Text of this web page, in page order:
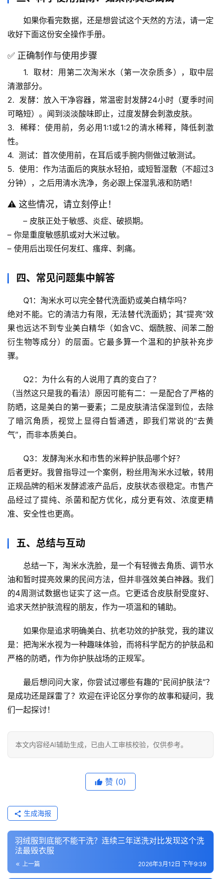
体
秘
历
档
案
宇
宙
天
文
生
科
学
技
心
理
驿
辟
谣
求
真
如果你看完数据，还是想尝试这个天然的方法，请一定
收好下面这份安全操作手册。
✅ 正确制作与使用步骤
1. 取材：用 第二次淘米水 （第一次杂质多），取中层
清澈部分。
2. 发酵：放入干净容器， 常温密封发酵24小时 （夏季时间
可略短）。闻到淡淡酸味即止，过度发酵会刺激皮肤。
3. 稀释 ：使用前，务必用 1:1或1:2的清水稀释，降低刺激
性。
4. 测试：首次使用前，在耳后或手腕内侧做过敏测试。
5. 使用 ：作为洁面后的爽肤水轻拍，或短暂湿敷（不超过3
分钟），之后用清水洗净， 务必跟上保湿乳液和防晒！
⚠️ 这些情况，请立刻停止！
– 皮肤正处于敏感、炎症、破损期。
– 你是重度敏感肌或对大米过敏。
– 使用后出现任何发红、瘙痒、刺痛。
四、常见问题集中解答
Q1：淘米水可以完全替代洗面奶或美白精华吗？
绝对不能。它的清洁力有限，无法替代洗面奶；其“提亮”效
果也远达不到专业美白精华（如含VC、烟酰胺、间苯二酚
衍生物等成分）的层面。它最多算一个温和的护肤补充步
骤。
Q2：为什么有的人说用了真的变白了？
（当然这只是我的看法）原因可能有二：一是配合了严格的
防晒，这是美白的第一要素；二是皮肤清洁保湿到位， 去除
了暗沉角质，视觉上显得白皙通透，即我们常说的“去黄
气”，而非本质美白。
Q3：发酵淘米水和市售的米粹护肤品哪个好？
后者更好。我曾指导过一个案例，粉丝用淘米水过敏，转用
正规品牌的稻米发酵滤液产品后，皮肤状态很稳定。 市售产
品经过了提纯、杀菌和配方优化，成分更有效、浓度更精
准、安全性也更高。
五、总结与互动
总结一下，淘米水洗脸，是一个有轻微去角质、调节水
油和暂时提亮效果的民间方法，但并非强效美白神器。我们
的4周测试数据也证实了这一点。它更适合皮肤耐受度好、
追求天然护肤流程的朋友，作为一项温和的辅助。
如果你是追求明确美白、抗老功效的护肤党，我的建议
是：把淘米水视为一种趣味体验，而将科学配方的护肤品和
严格的防晒，作为你护肤战场的正规军。
最后想问问大家， 你尝试过哪些有趣的“民间护肤法”？
是成功还是踩雷了？欢迎在评论区分享你的故事和疑问，我
们一起探讨！
本文内容经AI辅助生成，已由人工审核校验，仅供参考。
赞 (0)
生成海报
羽绒服到底能不能干洗？连续三年送洗对比发现这个洗
法最毁衣服
上一篇 2026年3月12日 下午9:39